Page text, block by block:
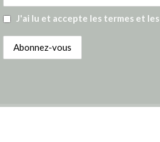
J'ai lu et accepte les termes et